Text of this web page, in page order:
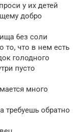
у их детей
добро
6eз соли
что в нем есть
голодного
пусто
много
требуешь обратно